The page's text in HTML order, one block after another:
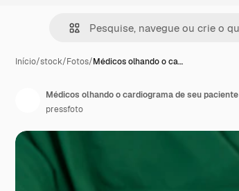
Início/stock/Fotos/Médicos olhando o ca…
Médicos olhando o cardiograma de seu paciente
pressfoto